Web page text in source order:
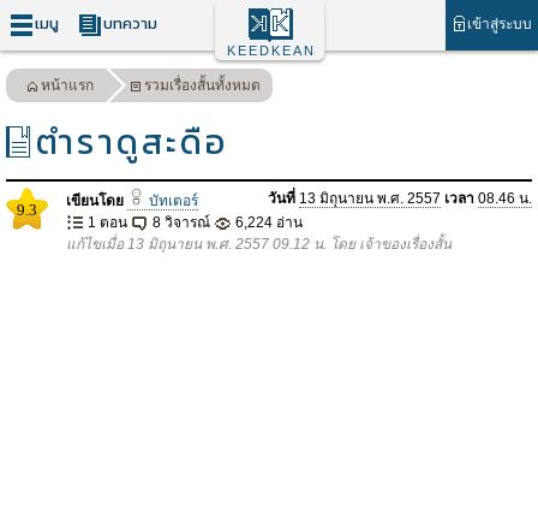
เมนู บทความ เข้าสู่ระบบ
KEEDKEAN
หน้าแรก รวมเรื่องสั้นทั้งหมด
ตำราดูสะดือ
9.3 เขียนโดย บัทเตอร์ วันที่ 13 มิถุนายน พ.ศ. 2557 เวลา 08.46 น.
1 ตอน
8 วิจารณ์
6,224 อ่าน
แก้ไขเมื่อ 13 มิถุนายน พ.ศ. 2557 09.12 น. โดย เจ้าของเรื่องสั้น